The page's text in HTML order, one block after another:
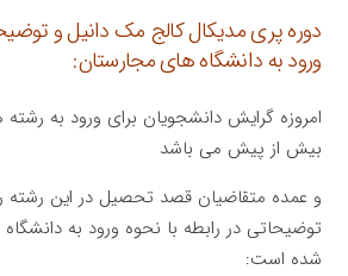
دوره پری مدیکال کالج مک دانیل و
ورود به دانشگاه های مجارستان:
امروزه گرایش دانشجویان برای ورود به
بیش از پیش می باشد
و عمده متقاضیان قصد تحصیل در این رشته را
توضیحاتی در رابطه با نحوه ورود به
شده است: